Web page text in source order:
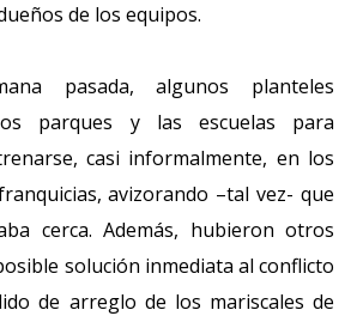
de los equipos.
pasada, algunos planteles
parques y las escuelas para
casi informalmente, en los
avizorando –tal vez- que
cerca. Además, hubieron otros
solución inmediata al conflicto
de arreglo de los mariscales de